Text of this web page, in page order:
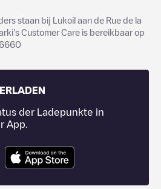
staan bij Lukoil aan de Rue de la
Customer Care is bereikbaar op
der Ladepunkte in
App.